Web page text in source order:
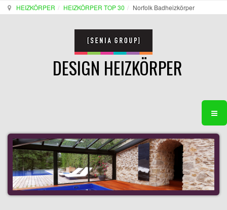
HEIZKÖRPER HEIZKÖRPER TOP 30 Norfolk Badheizkörper
DESIGN HEIZKÖRPER